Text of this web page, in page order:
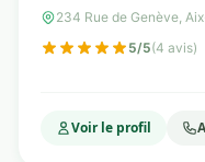
Tessan
234 Rue de Genève,
5/5(4 avis)
Voir le profil